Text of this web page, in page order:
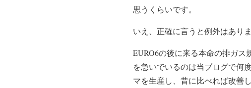
思うくらいです。
いえ、正確に言うと例外はあり
EURO6の後に来る本命の排ガ
を急いでいるのは当ブログで何
マを生産し、昔に比べれば改善